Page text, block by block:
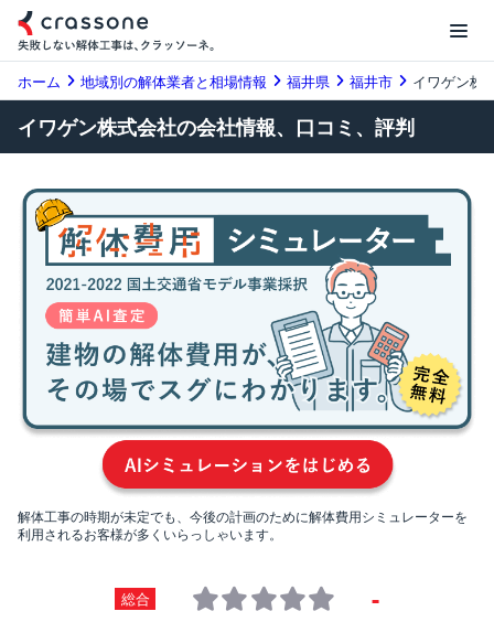
ホーム 地域別の解体業者と相場情報 福井県 福井市 イワゲン株
イワゲン株式会社の会社情報、口コミ、評判
解体工事の時期が未定でも、今後の計画のために解体費用シミュレーターを
利用されるお客様が多くいらっしゃいます。
総合 -